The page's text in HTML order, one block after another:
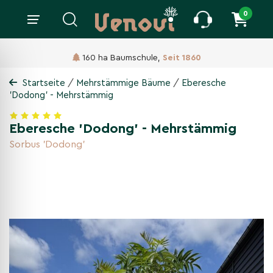
0
160 ha Baumschule, Seit 1860
Startseite / Mehrstämmige Bäume / Eberesche
'Dodong' - Mehrstämmig
Eberesche 'Dodong' - Mehrstämmig
Sorbus 'Dodong'